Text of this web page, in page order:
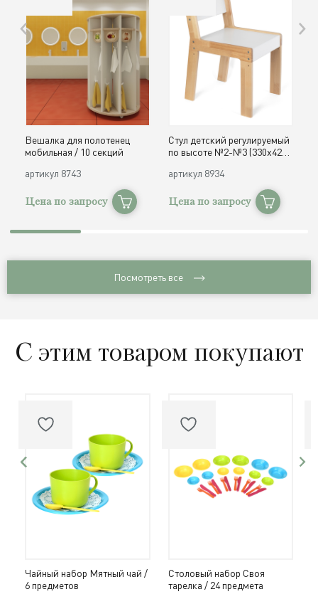
Вешалка для полотенец
мобильная / 10 секций
артикул 8743
Цена по запросу
Стул детский регулируемый
по высоте №2-№3 (330х420,
артикул 8934
Цена по запросу
Посмотреть все
С этим товаром покупают
Чайный набор Мятный чай /
6 предметов
Столовый набор Своя
тарелка / 24 предмета